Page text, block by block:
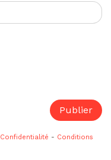
Confidentialité - Conditions